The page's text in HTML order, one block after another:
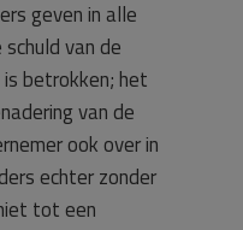
geven in alle
van de
betrokken; het
van de
ook over in
echter zonder
tot een